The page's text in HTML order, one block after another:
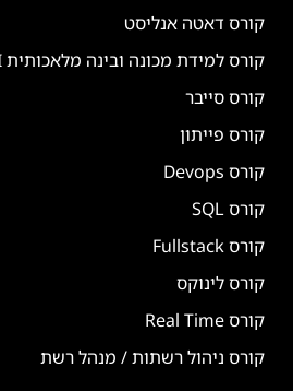
קורס דאטה אנליסט
קורס למידת מכונה ובינה מלאכותית AI
קורס סייבר
קורס פייתון
קורס Devops
קורס SQL
קורס Fullstack
קורס לינוקס
קורס Real Time
קורס ניהול רשתות / מנהל רשת